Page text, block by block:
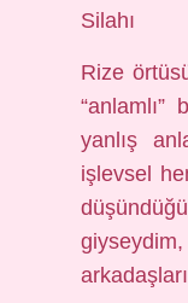
Silahı
Rize
yanlış
işlevsel